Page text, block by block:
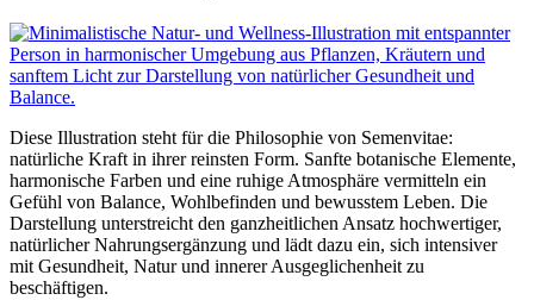
Diese Illustration steht für die Philosophie von Semenvitae:
natürliche Kraft in ihrer reinsten Form. Sanfte botanische Elemente,
harmonische Farben und eine ruhige Atmosphäre vermitteln ein
Gefühl von Balance, Wohlbefinden und bewusstem Leben. Die
Darstellung unterstreicht den ganzheitlichen Ansatz hochwertiger,
natürlicher Nahrungsergänzung und lädt dazu ein, sich intensiver
mit Gesundheit, Natur und innerer Ausgeglichenheit zu
beschäftigen.